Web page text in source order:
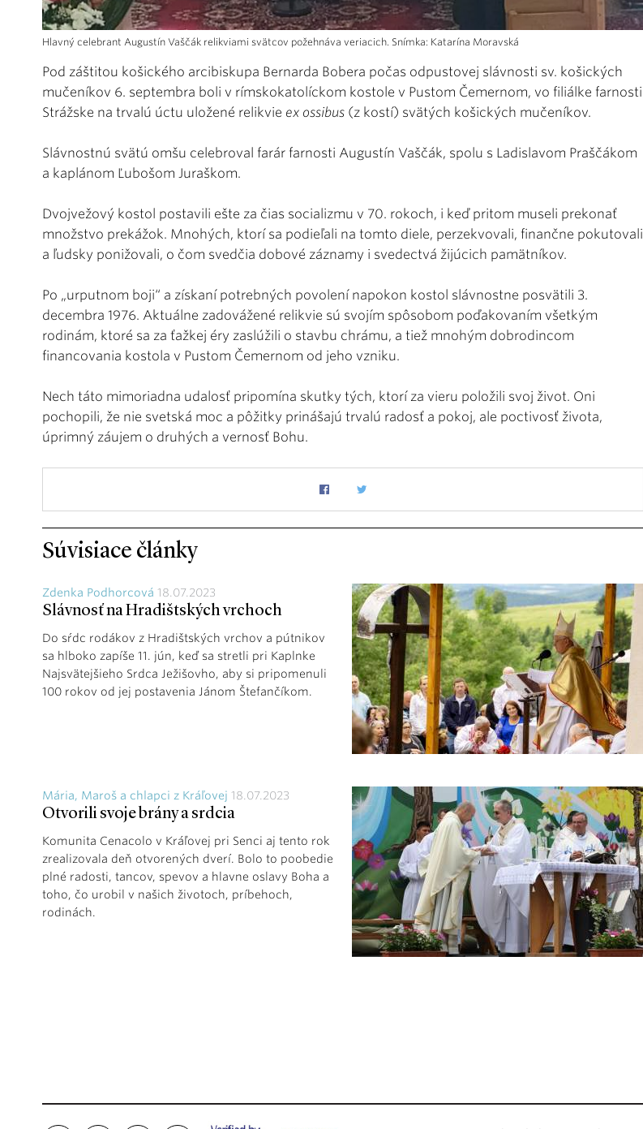
Hlavný celebrant Augustín Vaščák relikviami svätcov požehnáva veriacich. Snímka: Katarína Moravská
Pod záštitou košického arcibiskupa Bernarda Bobera počas odpustovej slávnosti sv. košických
mučeníkov 6. septembra boli v rímskokatolíckom kostole v Pustom Čemernom, vo filiálke farnosti
Strážske na trvalú úctu uložené relikvie ex ossibus (z kostí) svätých košických mučeníkov.
Slávnostnú svätú omšu celebroval farár farnosti Augustín Vaščák, spolu s Ladislavom Praščákom
a kaplánom Ľubošom Juraškom.
Dvojvežový kostol postavili ešte za čias socializmu v 70. rokoch, i keď pritom museli prekonať
množstvo prekážok. Mnohých, ktorí sa podieľali na tomto diele, perzekvovali, finančne pokutovali
a ľudsky ponižovali, o čom svedčia dobové záznamy i svedectvá žijúcich pamätníkov.
Po „urputnom boji“ a získaní potrebných povolení napokon kostol slávnostne posvätili 3.
decembra 1976. Aktuálne zadovážené relikvie sú svojím spôsobom poďakovaním všetkým
rodinám, ktoré sa za ťažkej éry zaslúžili o stavbu chrámu, a tiež mnohým dobrodincom
financovania kostola v Pustom Čemernom od jeho vzniku.
Nech táto mimoriadna udalosť pripomína skutky tých, ktorí za vieru položili svoj život. Oni
pochopili, že nie svetská moc a pôžitky prinášajú trvalú radosť a pokoj, ale poctivosť života,
úprimný záujem o druhých a vernosť Bohu.
Súvisiace články
Zdenka Podhorcová 18.07.2023
Slávnosť na Hradištských vrchoch
Do sŕdc rodákov z Hradištských vrchov a pútnikov
sa hlboko zapíše 11. jún, keď sa stretli pri Kaplnke
Najsvätejšieho Srdca Ježišovho, aby si pripomenuli
100 rokov od jej postavenia Jánom Štefančíkom.
Mária, Maroš a chlapci z Kráľovej 18.07.2023
Otvorili svoje brány a srdcia
Komunita Cenacolo v Kráľovej pri Senci aj tento rok
zrealizovala deň otvorených dverí. Bolo to poobedie
plné radosti, tancov, spevov a hlavne oslavy Boha a
toho, čo urobil v našich životoch, príbehoch,
rodinách.